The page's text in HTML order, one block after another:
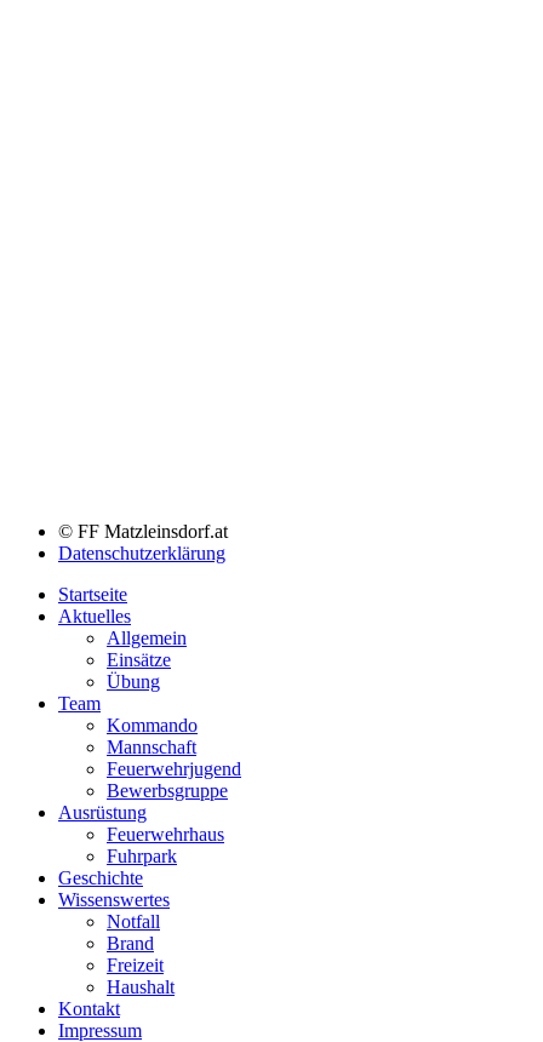
© FF Matzleinsdorf.at
Datenschutzerklärung
Startseite
Aktuelles
Allgemein
Einsätze
Übung
Team
Kommando
Mannschaft
Feuerwehrjugend
Bewerbsgruppe
Ausrüstung
Feuerwehrhaus
Fuhrpark
Geschichte
Wissenswertes
Notfall
Brand
Freizeit
Haushalt
Kontakt
Impressum